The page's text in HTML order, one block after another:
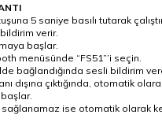
5 saniye basılı tutarak
verir.
başlar.
menüsünde “FS51”’i seçin.
bağlandığında sesli bildirim
dışına çıktığında, otomatik
ise otomatik olarak